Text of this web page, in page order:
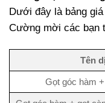
Dưới đây là bảng
Cường mời các bạn
Tên
Gọt góc hàm